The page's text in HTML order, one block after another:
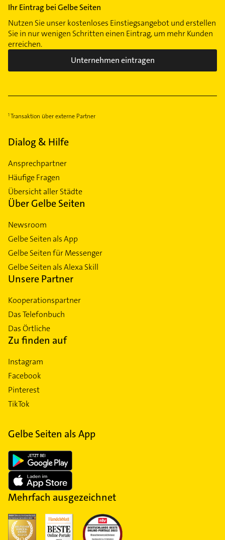
Ihr Eintrag bei Gelbe Seiten
Nutzen Sie unser kostenloses Einstiegsangebot und erstellen
Sie in nur wenigen Schritten einen Eintrag, um mehr Kunden
erreichen.
Unternehmen eintragen
Transaktion über externe Partner
Dialog & Hilfe
Ansprechpartner
Häufige Fragen
Übersicht aller Städte
Über Gelbe Seiten
Newsroom
Gelbe Seiten als App
Gelbe Seiten für Messenger
Gelbe Seiten als Alexa Skill
Unsere Partner
Kooperationspartner
Das Telefonbuch
Das Örtliche
Zu finden auf
Instagram
Facebook
Pinterest
TikTok
Gelbe Seiten als App
Mehrfach ausgezeichnet